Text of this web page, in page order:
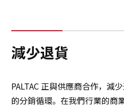
永續發展
永續發展
創新
多利害關係人政策
減少退貨
PALTAC 正與供應商合作，減
的分銷循環。在我們行業的商